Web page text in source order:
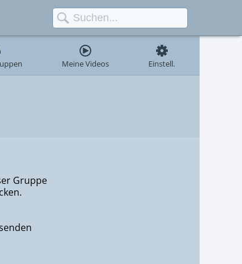
Meine Videos Einstell.
Gruppe